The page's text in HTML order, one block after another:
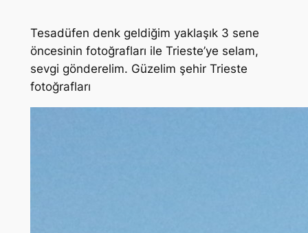
Tesadüfen denk geldiğim yaklaşık 3 sene
öncesinin fotoğrafları ile Trieste’ye selam,
sevgi gönderelim. Güzelim şehir Trieste
fotoğrafları